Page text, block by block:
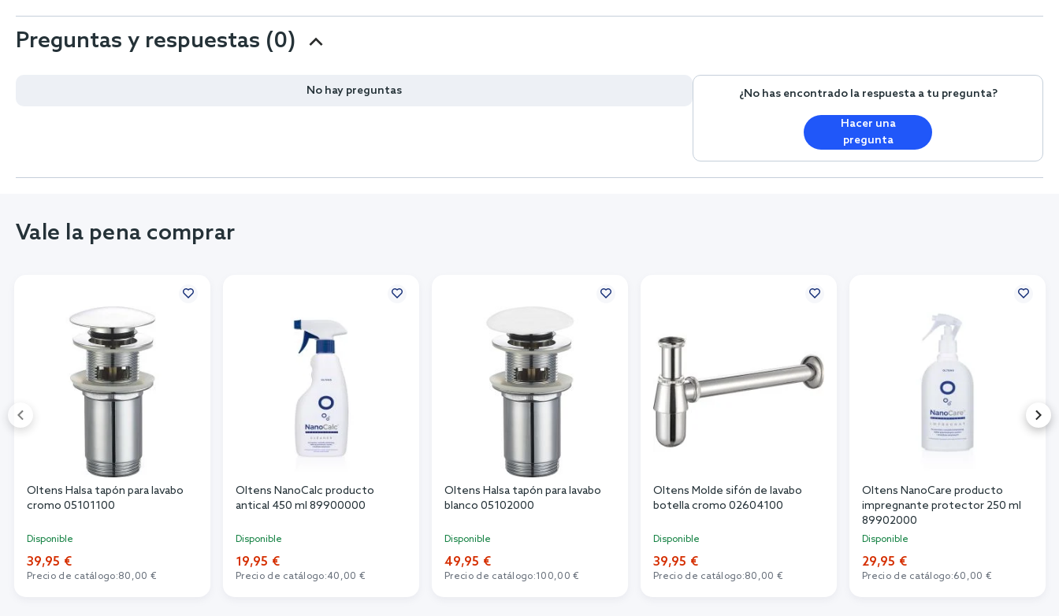
Preguntas y respuestas (0)
No hay preguntas ¿No has encontrado la respuesta a tu pregunta?
Hacer una
pregunta
Vale la pena comprar
Oltens Halsa tapón para lavabo
cromo 05101100
Disponible
39,95 €
Precio de catálogo:80,00 €
Oltens NanoCalc producto
antical 450 ml 89900000
Disponible
19,95 €
Precio de catálogo:40,00 €
Oltens Halsa tapón para lavabo
blanco 05102000
Disponible
49,95 €
Precio de catálogo:100,00 €
Oltens Molde sifón de lavabo
botella cromo 02604100
Disponible
39,95 €
Precio de catálogo:80,00 €
Oltens NanoCare producto
impregnante protector 250 ml
89902000
Disponible
29,95 €
Precio de catálogo:60,00 €